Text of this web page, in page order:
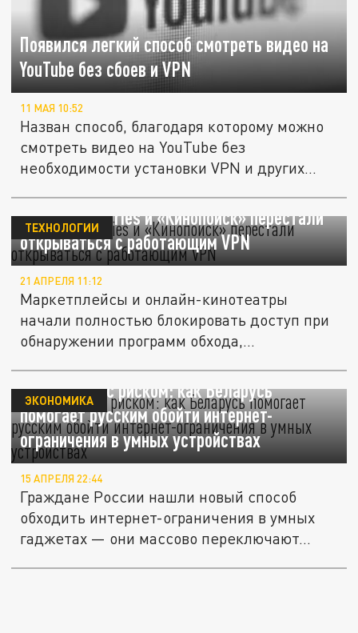
Появился легкий способ смотреть видео на
YouTube без сбоев и VPN
11 МАЯ 10:52
Назван способ, благодаря которому можно
смотреть видео на YouTube без
необходимости установки VPN и других...
Ozon, Wildberries и «Кинопоиск» перестали
открываться с работающим VPN
ТЕХНОЛОГИИ
21 АПРЕЛЯ 11:12
Маркетплейсы и онлайн-кинотеатры
начали полностью блокировать доступ при
обнаружении программ обхода,...
Без VPN, но с риском: как Беларусь
помогает русским обойти интернет-
ограничения в умных устройствах
ЭКОНОМИКА
15 АПРЕЛЯ 22:44
Граждане России нашли новый способ
обходить интернет-ограничения в умных
гаджетах — они массово переключают...